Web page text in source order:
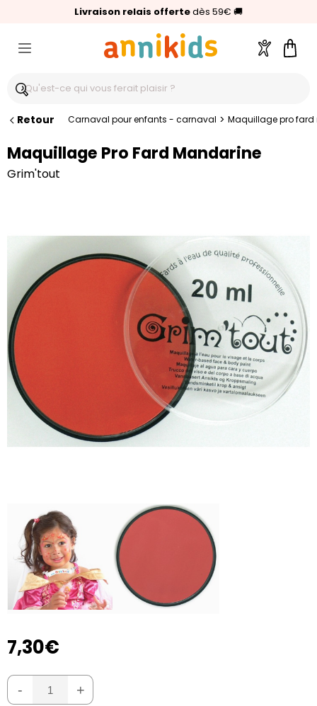
Livraison relais offertedès 59€ 🚚
🥇Palmarès Capital 2025 :Annikids N°1
⭐⭐⭐⭐⭐4,6/5(24 000 avis clients)
Compte
Retour Carnaval pour enfants - carnaval > Maquillage pro
Maquillage Pro Fard Mandarine
Grim'tout
7,30€
- +